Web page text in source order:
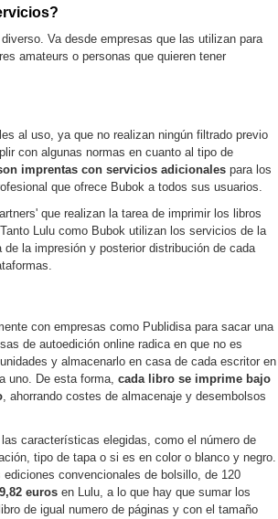
Va desde empresas que las utilizan para
amateurs o personas que quieren tener
al uso, ya que no realizan ningún filtrado previo
con algunas normas en cuanto al tipo de
imprentas con servicios adicionales para los
que ofrece Bubok a todos sus usuarios.
que realizan la tarea de imprimir los libros
Lulu como Bubok utilizan los servicios de la
de la impresión y posterior distribución de cada
con empresas como Publidisa para sacar una
de autoedición online radica en que no es
y almacenarlo en casa de cada escritor en
uno. De esta forma, cada libro se imprime bajo
, ahorrando costes de almacenaje y desembolsos
características elegidas, como el número de
tipo de tapa o si es en color o blanco y negro.
convencionales de bolsillo, de 120
9,82 euros en Lulu, a lo que hay que sumar los
de igual numero de páginas y con el tamaño